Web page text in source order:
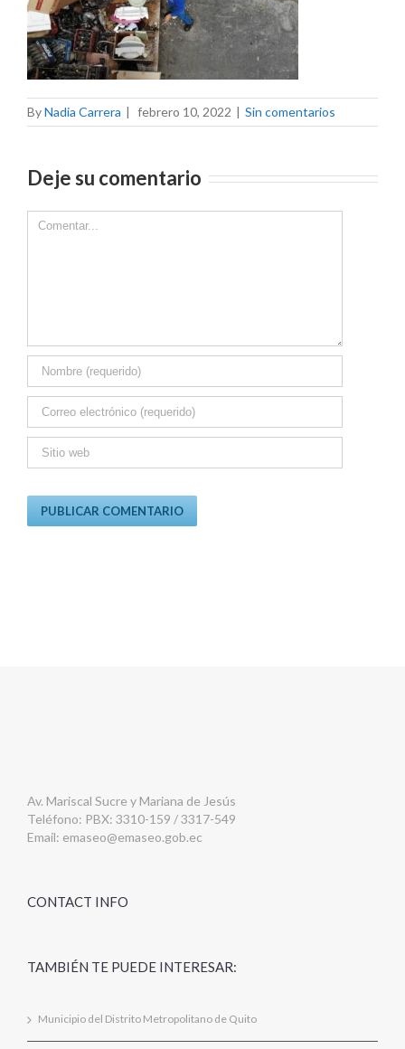
ByNadia Carrera | febrero 10, 2022 | Sin comentarios
Deje su comentario
Comment
Av. Mariscal Sucre y Mariana de Jesús
Teléfono: PBX: 3310-159 / 3317-549
Email: emaseo@emaseo.gob.ec
CONTACT INFO
TAMBIÉN TE PUEDE INTERESAR:
Municipio del Distrito Metropolitano de Quito